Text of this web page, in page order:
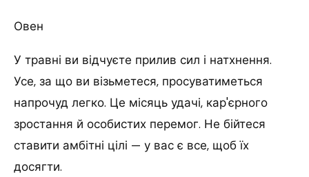
Овен
У травні ви відчуєте прилив сил і натхнення.
Усе, за що ви візьметеся, просуватиметься
напрочуд легко. Це місяць удачі, кар'єрного
зростання й особистих перемог. Не бійтеся
ставити амбітні цілі — у вас є все, щоб їх
досягти.